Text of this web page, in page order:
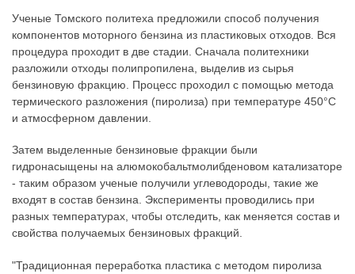
Ученые Томского политеха предложили способ получения
компонентов моторного бензина из пластиковых отходов. Вся
процедура проходит в две стадии. Сначала политехники
разложили отходы полипропилена, выделив из сырья
бензиновую фракцию. Процесс проходил с помощью метода
термического разложения (пиролиза) при температуре 450°C
и атмосферном давлении.
Затем выделенные бензиновые фракции были
гидронасыщены на алюмокобальтмолибденовом катализаторе
- таким образом ученые получили углеводороды, такие же
входят в состав бензина. Эксперименты проводились при
разных температурах, чтобы отследить, как меняется состав и
свойства получаемых бензиновых фракций.
"Традиционная переработка пластика с методом пиролиза